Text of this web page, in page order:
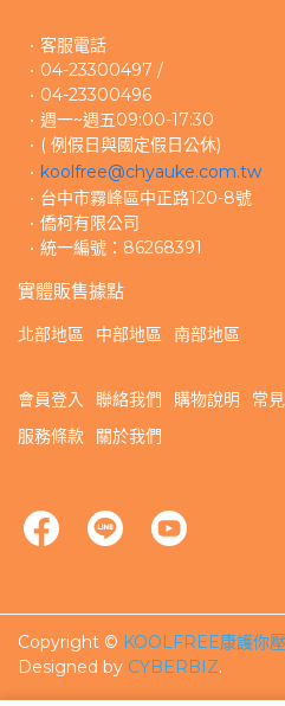
客服電話
04-23300497 /
04-23300496
週一~週五09:00-17:30
( 例假日與國定假日公休)
koolfree@chyauke.com.tw
台中市霧峰區中正路120-8號
僑柯有限公司
統一編號：86268391
實體販售據點
北部地區 中部地區 南部地區
會員登入 聯絡我們 購物說明 常
服務條款
關於我們
Copyright © KOOLFREE康護你
Designed by CYBERBIZ.